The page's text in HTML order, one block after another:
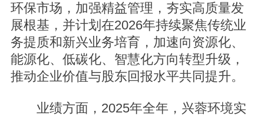
环保市场，加强精益管理，夯实高质量发
展根基，并计划在2026年持续聚焦传统业
务提质和新兴业务培育，加速向资源化、
能源化、低碳化、智慧化方向转型升级，
推动企业价值与股东回报水平共同提升。
业绩方面，2025年全年，兴蓉环境实